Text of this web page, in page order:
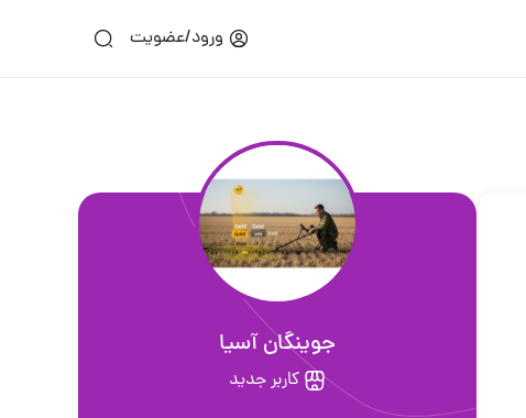
ورود/عضویت
جوینگان آسیا
کاربر جدید